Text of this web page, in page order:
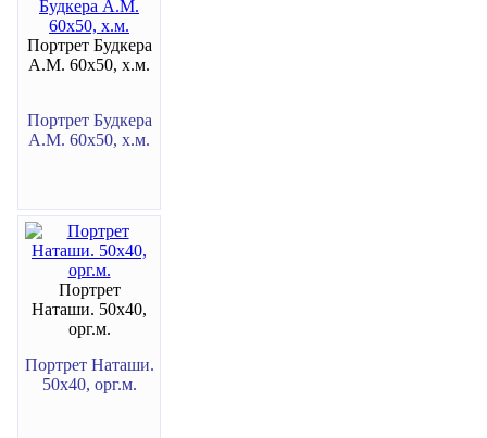
Портрет Будкера
А.М. 60х50, х.м.
Портрет Будкера
А.М. 60х50, х.м.
Портрет
Наташи. 50х40,
орг.м.
Портрет Наташи.
50х40, орг.м.